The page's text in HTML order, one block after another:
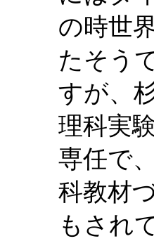
の時世
たそう
すが、
理科実
専任で
科教材
もされ